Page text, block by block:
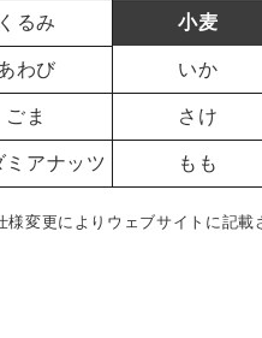
くるみ 小麦
わび いか
ごま さけ
ミアナッツ もも
変更によりウェブサイトに記載